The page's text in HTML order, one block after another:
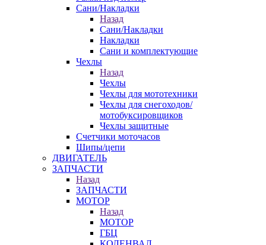
Сани/Накладки
Назад
Сани/Накладки
Накладки
Сани и комплектующие
Чехлы
Назад
Чехлы
Чехлы для мототехники
Чехлы для снегоходов/
мотобуксировщиков
Чехлы защитные
Счетчики моточасов
Шипы/цепи
ДВИГАТЕЛЬ
ЗАПЧАСТИ
Назад
ЗАПЧАСТИ
МОТОР
Назад
МОТОР
ГБЦ